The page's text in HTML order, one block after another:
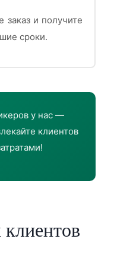
заказ и получите
сроки.
у нас —
клиентов